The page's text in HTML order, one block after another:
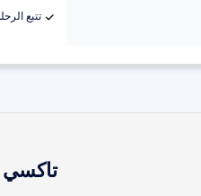
تتبع
تاكسي